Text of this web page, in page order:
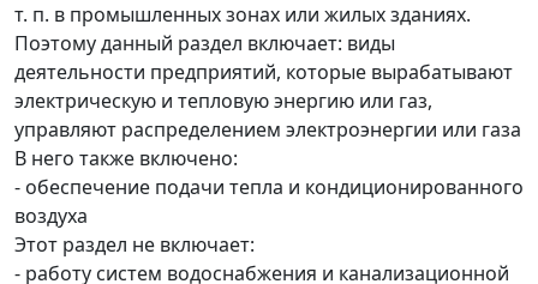
т. п. в промышленных зонах или жилых зданиях.
Поэтому данный раздел включает: виды
деятельности предприятий, которые вырабатывают
электрическую и тепловую энергию или газ,
управляют распределением электроэнергии или газа
В него также включено:
- обеспечение подачи тепла и кондиционированного
воздуха
Этот раздел не включает:
- работу систем водоснабжения и канализационной